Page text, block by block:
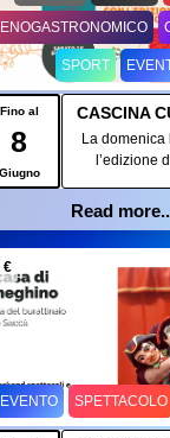
ENOGASTRONOMICO
SPORT
Fino al
8
Giugno
CASCINA
La domenica
l’edizione
Read
€
EVENTO SPETTACOLO